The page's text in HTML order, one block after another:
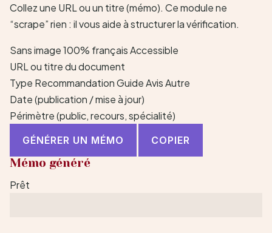
Collez une URL ou un titre (mémo). Ce module ne
“scrape” rien : il vous aide à structurer la vérification.
Sans image100% françaisAccessible
URL ou titre du document
Type Recommandation Guide Avis Autre
Date (publication / mise à jour)
Périmètre (public, recours, spécialité)
GÉNÉRER UN MÉMO COPIER
Mémo généré
Prêt